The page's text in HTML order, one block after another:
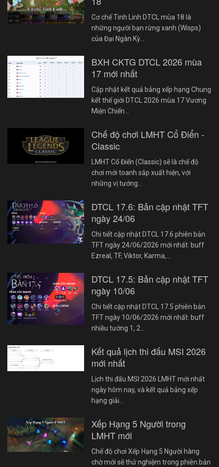
Cơ chế Tinh Linh DTCL mùa 18 là
những người bạn rừng xanh (Wisps)
của Đại Ngàn Kỳ…
BXH CKTG DTCL 2026 mùa
17 mới nhất
Cập nhật kết quả bảng xếp hạng Chung
kết thế giới DTCL 2026 mùa 17 Vương
Miện Chiến…
Chế độ chơi LMHT Cổ Điển -
Classic
LMHT Cổ Điển (Classic) sẽ là chế độ
chơi mới toanh sắp xuất hiện, với
những vị tướng…
DTCL 17.6: Bản cập nhật TFT
ngày 24/06
Chi tiết cập nhật DTCL 17.6 phiên bản
TFT ngày 24/06/2026 mới nhất: buff
Ezreal, TF, Viktor, Karma,…
DTCL 17.5: Bản cập nhật TFT
ngày 10/06
Chi tiết cập nhật DTCL 17.5 phiên bản
TFT ngày 10/06/2026 mới nhất: buff
nhiều tướng 1, 2…
Kết quả lịch thi đấu MSI 2026
mới nhất
Lịch thi đấu MSI 2026 LMHT mới nhất
ngày hôm nay, và kết quả bảng xếp
hạng giải…
Xếp Hạng 5 Người trong
LMHT mới
Chế độ chơi Xếp Hạng 5 Người hàng
chờ mới sẽ thử nghiệm trong phiên bản